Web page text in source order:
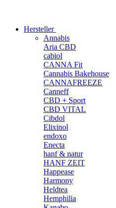
Hersteller
Annabis
Aria CBD
cabiol
CANNA Fit
Cannabis Bakehouse
CANNAFREEZE
Canneff
CBD + Sport
CBD VITAL
Cibdol
Elixinol
endoxo
Enecta
hanf & natur
HANF ZEIT
Happease
Harmony
Heldtea
Hemphilia